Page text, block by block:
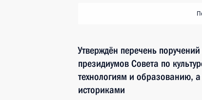
Утверждён перечень
президиумов Совета по
технологиям и образованию,
историками